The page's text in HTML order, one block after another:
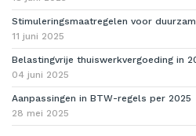
Stimuleringsmaatregelen voor
11 juni 2025
Belastingvrije thuiswerkvergoeding in
04 juni 2025
Aanpassingen in BTW-regels per 2025
28 mei 2025